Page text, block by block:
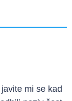
mi se kad